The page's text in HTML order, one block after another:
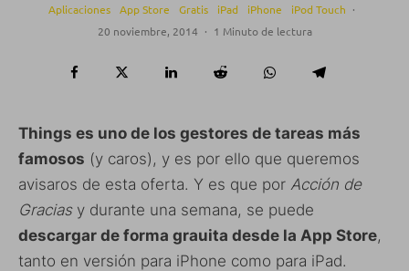
Aplicaciones
App Store Gratis iPad iPhone iPod Touch ·
20 noviembre, 2014 · 1 Minuto de lectura
Things es uno de los gestores de tareas más
famosos (y caros), y es por ello que queremos
avisaros de esta oferta. Y es que por Acción de
Graciasy durante una semana, se puede
descargar de forma grauita desde la App Store,
tanto en versión para iPhone como para iPad.